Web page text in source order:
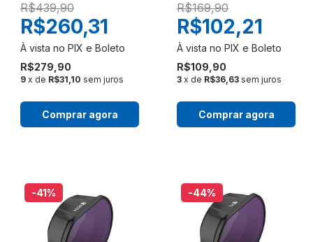
R$439,90
R$279,90
R$260,31
9 x de R$31,10 sem juros
Comprar agora
R$169,90
R$109,90
R$102,21
3 x de R$36,63 sem juros
Comprar agora
-41% -44%